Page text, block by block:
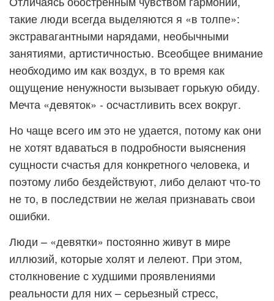
такие люди всегда выделяются я «в толпе»:
экстравагантными нарядами, необычными
занятиями, артистичностью. Всеобщее внимание
необходимо им как воздух, в то время как
ощущение ненужности вызывает горькую обиду.
Мечта «девяток» - осчастливить всех вокруг.
Но чаще всего им это не удается, потому как они
не хотят вдаваться в подробности выяснения
сущности счастья для конкретного человека, и
поэтому либо бездействуют, либо делают что-то
не то, в последствии не желая признавать свои
ошибки.
Люди – «девятки» постоянно живут в мире
иллюзий, которые холят и лелеют. При этом,
столкновение с худшими проявлениями
реальности для них – серьезный стресс,